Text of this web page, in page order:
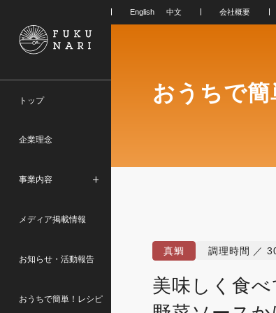
トップ
企業理念
事業内容
メディア掲載情報
お知らせ・活動報告
おうちで簡単！レシピ
会社概要
おうちで
真鯛 調理時間 ／
美味しく食